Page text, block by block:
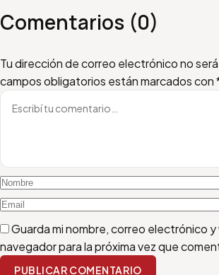
Comentarios (0)
Tu dirección de correo electrónico no
campos obligatorios están marcados con
Escribí tu comentario
Nombre
Email
Guarda mi nombre, correo electrónico
navegador para la próxima vez que
PUBLICAR COMENTARIO